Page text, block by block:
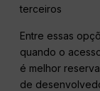
terceiros
Entre essas
quando o
é melhor
de